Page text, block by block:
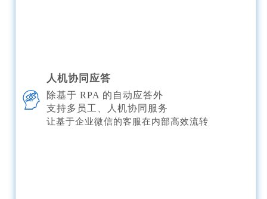
人机协同应答
除基于 RPA 的自动应答外
支持多员工、人机协同服务
让基于企业微信的客服在内部高效流转